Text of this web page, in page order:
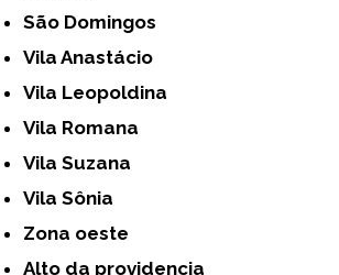
São Domingos
Vila Anastácio
Vila Leopoldina
Vila Romana
Vila Suzana
Vila Sônia
Zona oeste
alto da providencia